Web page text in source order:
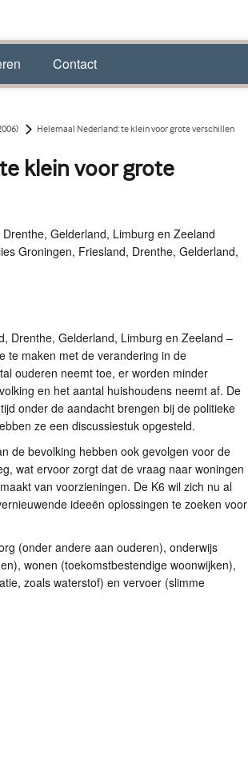
Contact
Helemaal Nederland: te klein voor grote verschillen
klein voor grote
Gelderland, Limburg en Zeeland
Groningen, Friesland, Drenthe, Gelderland,
Drenthe, Gelderland, Limburg en Zeeland –
te maken met de verandering in de
ouderen neemt toe, er worden minder
en het aantal huishoudens neemt af. De
onder de aandacht brengen bij de politieke
ze een discussiestuk opgesteld.
de bevolking hebben ook gevolgen voor de
wat ervoor zorgt dat de vraag naar woningen
van voorzieningen. De K6 wil zich nu al
ideeën oplossingen te zoeken voor
(onder andere aan ouderen), onderwijs
wonen (toekomstbestendige woonwijken),
zoals waterstof) en vervoer (slimme